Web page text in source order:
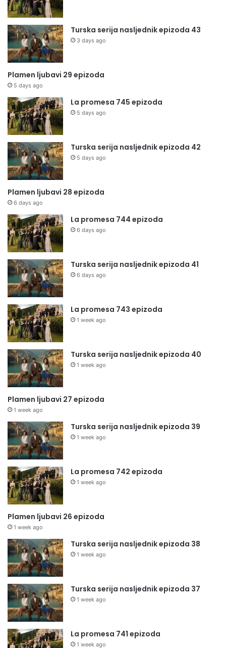
Turska serija nasljednik epizoda 43
3 days ago
Plamen ljubavi 29 epizoda
5 days ago
La promesa 745 epizoda
5 days ago
Turska serija nasljednik epizoda 42
5 days ago
Plamen ljubavi 28 epizoda
6 days ago
La promesa 744 epizoda
6 days ago
Turska serija nasljednik epizoda 41
6 days ago
La promesa 743 epizoda
1 week ago
Turska serija nasljednik epizoda 40
1 week ago
Plamen ljubavi 27 epizoda
1 week ago
Turska serija nasljednik epizoda 39
1 week ago
La promesa 742 epizoda
1 week ago
Plamen ljubavi 26 epizoda
1 week ago
Turska serija nasljednik epizoda 38
1 week ago
Turska serija nasljednik epizoda 37
1 week ago
La promesa 741 epizoda
1 week ago